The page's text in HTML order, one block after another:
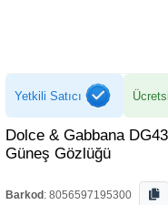
Yetkili Satıcı
Dolce & Gabbana
Güneş Gözlüğü
Barkod : 8056597195300